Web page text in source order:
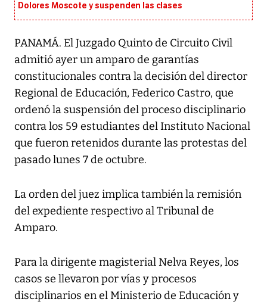
Dolores Moscote y suspenden las clases
PANAMÁ. El Juzgado Quinto de Circuito Civil
admitió ayer un amparo de garantías
constitucionales contra la decisión del director
Regional de Educación, Federico Castro, que
ordenó la suspensión del proceso disciplinario
contra los 59 estudiantes del Instituto Nacional
que fueron retenidos durante las protestas del
pasado lunes 7 de octubre.
La orden del juez implica también la remisión
del expediente respectivo al Tribunal de
Amparo.
Para la dirigente magisterial Nelva Reyes, los
casos se llevaron por vías y procesos
disciplinarios en el Ministerio de Educación y